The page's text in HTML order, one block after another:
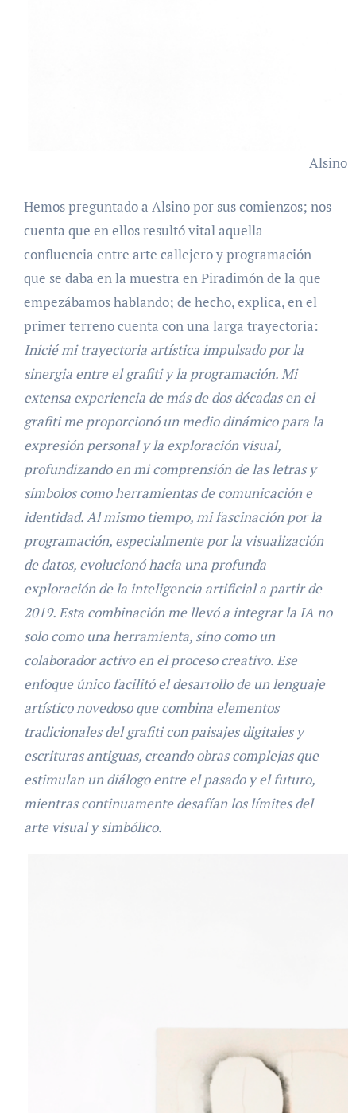
Alsino
Hemos preguntado a Alsino por sus comienzos; nos
cuenta que en ellos resultó vital aquella
confluencia entre arte callejero y programación
que se daba en la muestra en Piradimón de la que
empezábamos hablando; de hecho, explica, en el
primer terreno cuenta con una larga trayectoria:
Inicié mi trayectoria artística impulsado por la
sinergia entre el grafiti y la programación. Mi
extensa experiencia de más de dos décadas en el
grafiti me proporcionó un medio dinámico para la
expresión personal y la exploración visual,
profundizando en mi comprensión de las letras y
símbolos como herramientas de comunicación e
identidad. Al mismo tiempo, mi fascinación por la
programación, especialmente por la visualización
de datos, evolucionó hacia una profunda
exploración de la inteligencia artificial a partir de
2019. Esta combinación me llevó a integrar la IA no
solo como una herramienta, sino como un
colaborador activo en el proceso creativo. Ese
enfoque único facilitó el desarrollo de un lenguaje
artístico novedoso que combina elementos
tradicionales del grafiti con paisajes digitales y
escrituras antiguas, creando obras complejas que
estimulan un diálogo entre el pasado y el futuro,
mientras continuamente desafían los límites del
arte visual y simbólico.